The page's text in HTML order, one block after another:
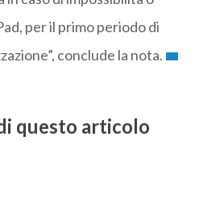
per il primo periodo di
conclude la nota.
questo articolo